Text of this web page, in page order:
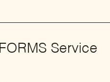
FORMS Service